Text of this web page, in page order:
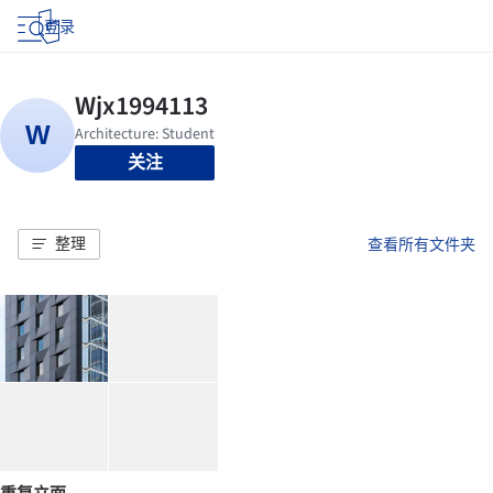
登录
关注
整理 查看所有文件夹